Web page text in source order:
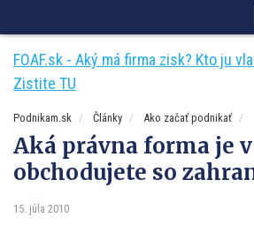
FOAF.sk - Aký má firma zisk? Kto ju
Zistite TU
Podnikam.sk Články Ako začať podnikať
Aká právna forma je
obchodujete so
15. júla 2010